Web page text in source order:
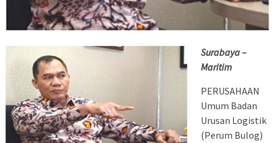
Surabaya –
Maritim
PERUSAHAAN
Umum Badan
Urusan Logistik
(Perum Bulog)